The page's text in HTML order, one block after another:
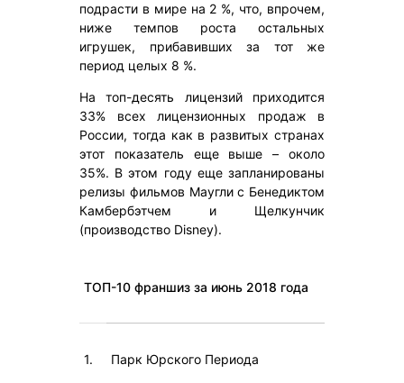
подрасти в мире на 2 %, что, впрочем,
ниже темпов роста остальных
игрушек, прибавивших за тот же
период целых 8 %.
На топ-десять лицензий приходится
33% всех лицензионных продаж в
России, тогда как в развитых странах
этот показатель еще выше – около
35%. В этом году еще запланированы
релизы фильмов Маугли с Бенедиктом
Камбербэтчем и Щелкунчик
(производство Disney).
ТОП-10 франшиз за июнь 2018 года
1. Парк Юрского Периода